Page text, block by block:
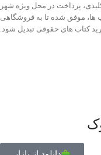
پرداخت در محل ویژه شهر
ها، موفق شده تا به فروشگاهی
کتاب های حقوقی تبدیل شود.